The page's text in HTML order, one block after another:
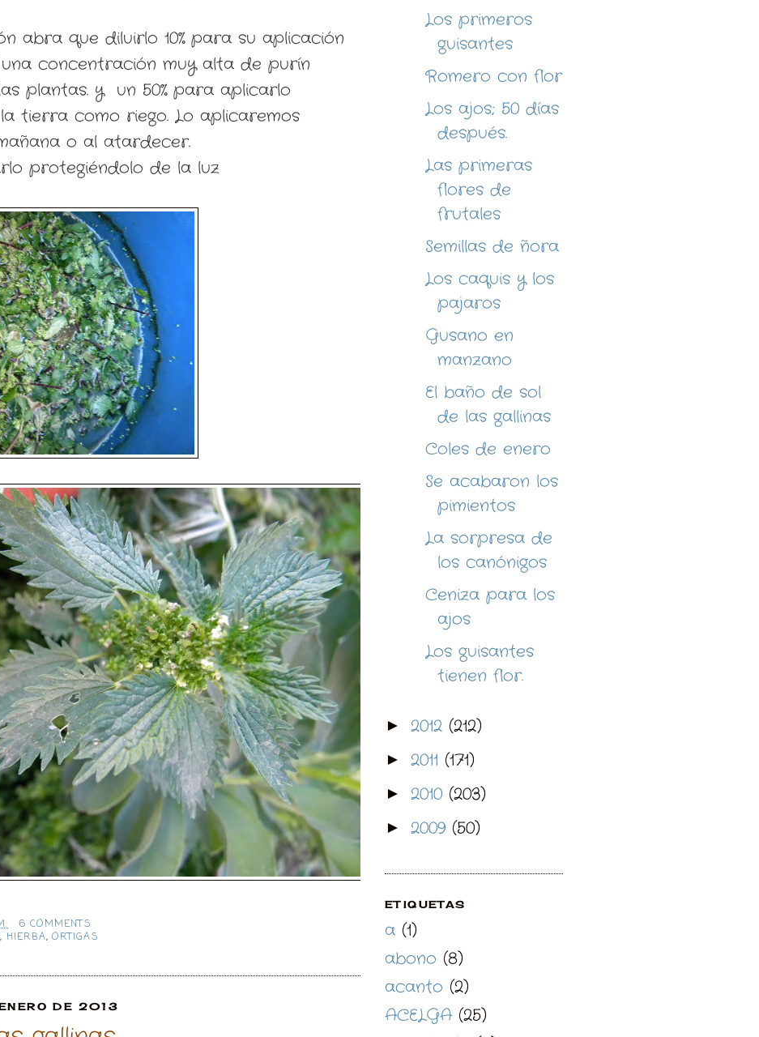
abra que diluirlo 10% para su aplicación
concentración muy alta de purín
plantas. y un 50% para aplicarlo
tierra como riego. Lo aplicaremos
o al atardecer.
protegiéndolo de la luz
6 COMMENTS
, HIERBA,ORTIGAS
DE 2013
Los primeros
guisantes
Romero con flor
Los ajos; 50 días
después.
Las primeras
flores de
frutales
Semillas de ñora
Los caquis y los
pajaros
Gusano en
manzano
El baño de sol
de las gallinas
Coles de enero
Se acabaron los
pimientos
La sorpresa de
los canónigos
Ceniza para los
ajos
Los guisantes
tienen flor.
► 2012 (212)
► 2011 (171)
► 2010 (203)
► 2009 (50)
ETIQUETAS
a (1)
abono (8)
acanto (2)
ACELGA (25)